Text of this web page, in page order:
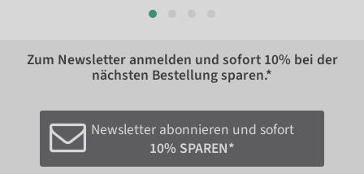
Zum Newsletter anmelden und sofort 10% bei der
nächsten Bestellung sparen.*
Newsletter abonnieren und sofort
10% SPAREN*